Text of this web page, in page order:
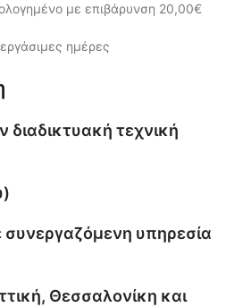
με επιβάρυνση 20,00€
ημέρες
τεχνική
συνεργαζόμενη υπηρεσία
Θεσσαλονίκη και